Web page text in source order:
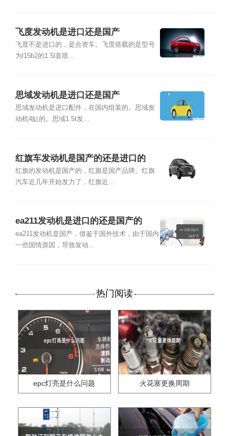
飞度发动机是进口还是国产
飞度不是进口的，是合资车。飞度搭载的是型号
为l15b2的1.5l直喷...
思域发动机是进口还是国产
思域发动机是进口配件，在国内组装的。思域发
动机4缸的。思域1.5t发...
红旗车发动机是国产的还是进口的
红旗的发动机是国产的，红旗是国产品牌。红旗
汽车近几年开始发力了，红旗近...
ea211发动机是进口的还是国产的
ea211发动机是国产，借鉴于国外技术，由于国内
一些国情原因，导致发动...
热门阅读
epc灯亮是什么问题 火花塞更换周期